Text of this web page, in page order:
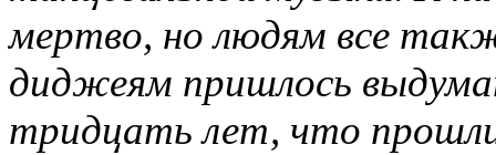
мертво, но людям все
диджеям пришлось
тридцать лет, что прошли